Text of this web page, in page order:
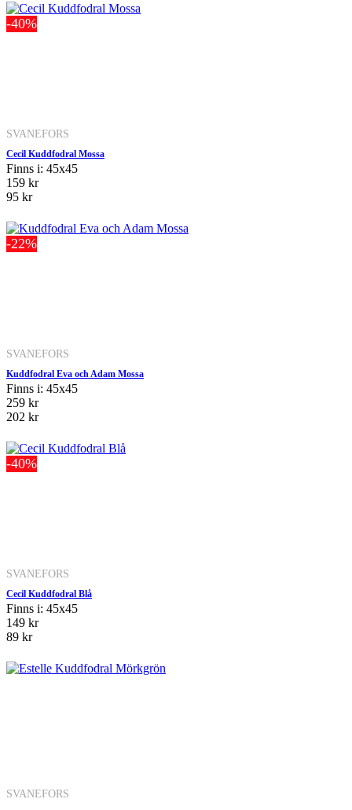
-40%
SVANEFORS
Cecil Kuddfodral Mossa
Finns i: 45x45
159 kr
95 kr
-22%
SVANEFORS
Kuddfodral Eva och Adam Mossa
Finns i: 45x45
259 kr
202 kr
-40%
SVANEFORS
Cecil Kuddfodral Blå
Finns i: 45x45
149 kr
89 kr
SVANEFORS